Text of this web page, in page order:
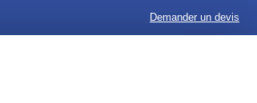
Demander un devis